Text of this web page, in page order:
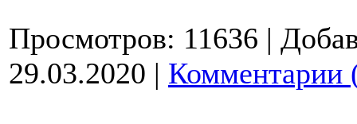
Просмотров: 11636 |
29.03.2020 | Комментарии